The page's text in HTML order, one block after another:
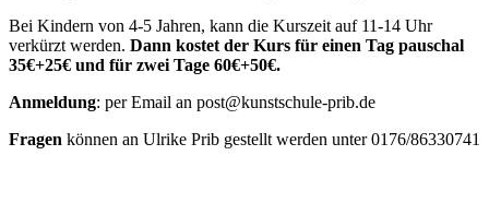
Bei Kindern von 4-5 Jahren, kann die Kurszeit auf 11-14 Uhr
verkürzt werden. Dann kostet der Kurs für einen Tag pauschal
35€+25€ und für zwei Tage 60€+50€.
Anmeldung: per Email an post@kunstschule-prib.de
Fragen können an Ulrike Prib gestellt werden unter 0176/86330741